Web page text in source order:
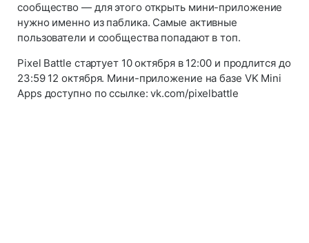
сообщество — для этого открыть мини-приложение
нужно именно из паблика. Самые активные
пользователи и сообщества попадают в топ.
Pixel Battle стартует 10 октября в 12:00 и продлится до
23:59 12 октября. Мини-приложение на базе VK Mini
Apps доступно по ссылке: vk.com/pixelbattle